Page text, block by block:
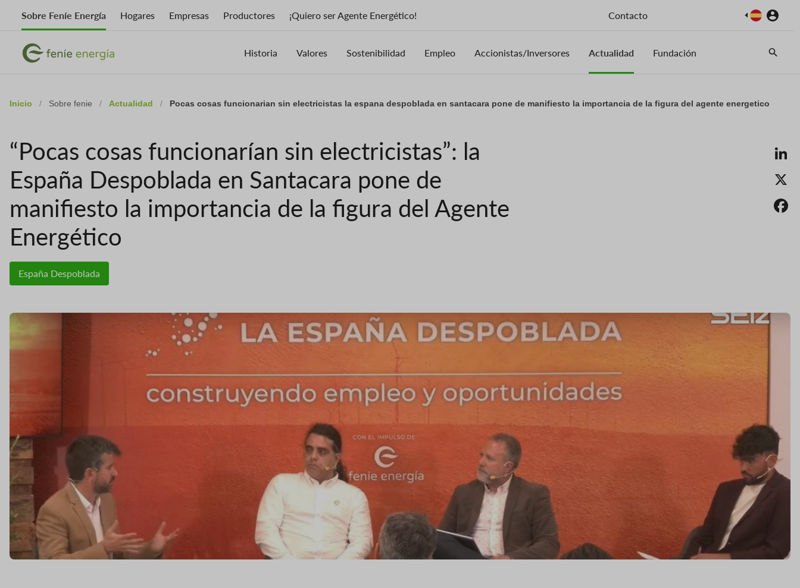
content
Sobre Feníe Energía Hogares Empresas Productores ¡Quiero ser Agente Energético! Contacto Imagen
ImagenImagen Historia Valores Sostenibilidad Empleo Accionistas/Inversores Actualidad Fundación
Inicio / Sobre fenie / Actualidad / Pocas cosas funcionarian sin electricistas la espana despoblada en santacara pone de manifiesto la importancia de la figura del agente energetico
“Pocas cosas funcionarían sin electricistas”: la
España Despoblada en Santacara pone de
manifiesto la importancia de la figura del Agente
Energético
España Despoblada